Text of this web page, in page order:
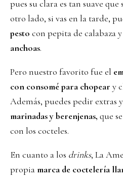
pues su clara es tan suave
otro lado, si vas en la tarde,
pesto con pepita de calabaza
anchoas.
Pero nuestro favorito fue el
con consomé para chopear y
Además, puedes pedir extras
marinadas y berenjenas, que
con los cocteles.
En cuanto a los drinks, La
propiamarca de coctelería